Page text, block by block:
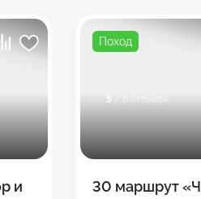
и
Поход
5 / 8 отзывов
30 маршрут